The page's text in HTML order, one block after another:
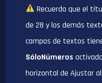
Recuerda que el
de 28 y los demás
campos de textos
SóloNúmeros
horizontal de Ajustar